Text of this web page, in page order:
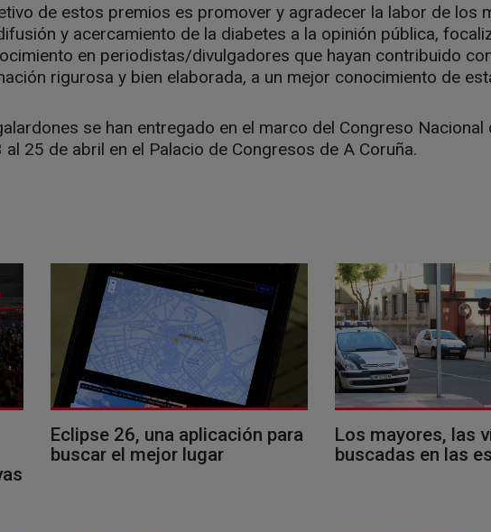
de estos premios es promover y agradecer la labor de los
y acercamiento de la diabetes a la opinión pública,
en periodistas/divulgadores que hayan contribuido
rigurosa y bien elaborada, a un mejor conocimiento de
se han entregado en el marco del Congreso Nacional
al 25 de abril en el Palacio de Congresos de A Coruña.
Eclipse 26, una aplicación para
buscar el mejor lugar
Los mayores, las
buscadas en las